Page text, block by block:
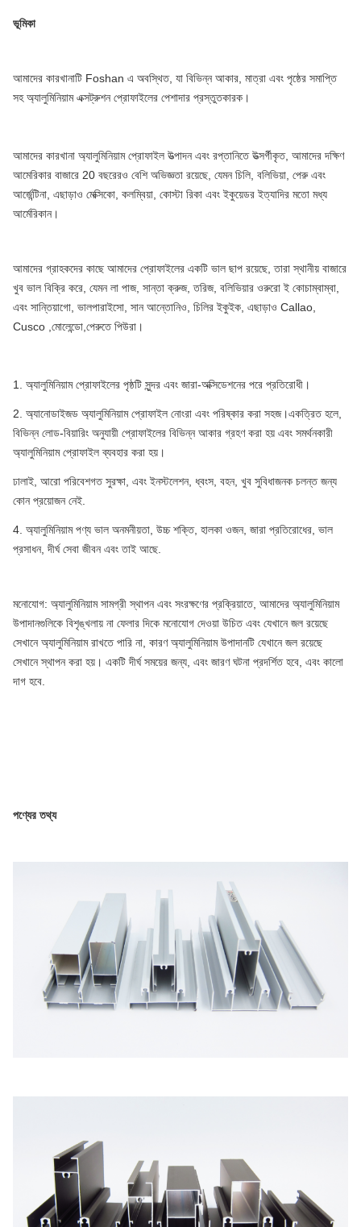
ভূমিকা
আমাদের কারখানাটি Foshan এ অবস্থিত, যা বিভিন্ন আকার, মাত্রা এবং পৃষ্ঠের সমাপ্তি
সহ অ্যালুমিনিয়াম এক্সট্রুশন প্রোফাইলের পেশাদার প্রস্তুতকারক।
আমাদের কারখানা অ্যালুমিনিয়াম প্রোফাইল উত্পাদন এবং রপ্তানিতে উত্সর্গীকৃত, আমাদের দক্ষিণ
আমেরিকার বাজারে 20 বছরেরও বেশি অভিজ্ঞতা রয়েছে, যেমন চিলি, বলিভিয়া, পেরু এবং
আর্জেন্টিনা, এছাড়াও মেক্সিকো, কলম্বিয়া, কোস্টা রিকা এবং ইকুয়েডর ইত্যাদির মতো মধ্য
আর্মেরিকান।
আমাদের গ্রাহকদের কাছে আমাদের প্রোফাইলের একটি ভাল ছাপ রয়েছে, তারা স্থানীয় বাজারে
খুব ভাল বিক্রি করে, যেমন লা পাজ, সান্তা ক্রুজ, তরিজ, বলিভিয়ার ওরুরো ই কোচাম্বাম্বা,
এবং সান্তিয়াগো, ভালপারাইসো, সান আন্তোনিও, চিলির ইকুইক, এছাড়াও Callao,
Cusco ,মোলেন্ডো,পেরুতে পিউরা।
1. অ্যালুমিনিয়াম প্রোফাইলের পৃষ্ঠটি সুন্দর এবং জারা-অক্সিডেশনের পরে প্রতিরোধী।
2. অ্যানোডাইজড অ্যালুমিনিয়াম প্রোফাইল নোংরা এবং পরিষ্কার করা সহজ।একত্রিত হলে,
বিভিন্ন লোড-বিয়ারিং অনুযায়ী প্রোফাইলের বিভিন্ন আকার গ্রহণ করা হয় এবং সমর্থনকারী
অ্যালুমিনিয়াম প্রোফাইল ব্যবহার করা হয়।
ঢালাই, আরো পরিবেশগত সুরক্ষা, এবং ইনস্টলেশন, ধ্বংস, বহন, খুব সুবিধাজনক চলন্ত জন্য
কোন প্রয়োজন নেই.
4. অ্যালুমিনিয়াম পণ্য ভাল অনমনীয়তা, উচ্চ শক্তি, হালকা ওজন, জারা প্রতিরোধের, ভাল
প্রসাধন, দীর্ঘ সেবা জীবন এবং তাই আছে.
মনোযোগ: অ্যালুমিনিয়াম সামগ্রী স্থাপন এবং সংরক্ষণের প্রক্রিয়াতে, আমাদের অ্যালুমিনিয়াম
উপাদানগুলিকে বিশৃঙ্খলায় না ফেলার দিকে মনোযোগ দেওয়া উচিত এবং যেখানে জল রয়েছে
সেখানে অ্যালুমিনিয়াম রাখতে পারি না, কারণ অ্যালুমিনিয়াম উপাদানটি যেখানে জল রয়েছে
সেখানে স্থাপন করা হয়। একটি দীর্ঘ সময়ের জন্য, এবং জারণ ঘটনা প্রদর্শিত হবে, এবং কালো
দাগ হবে.
পণ্যের তথ্য